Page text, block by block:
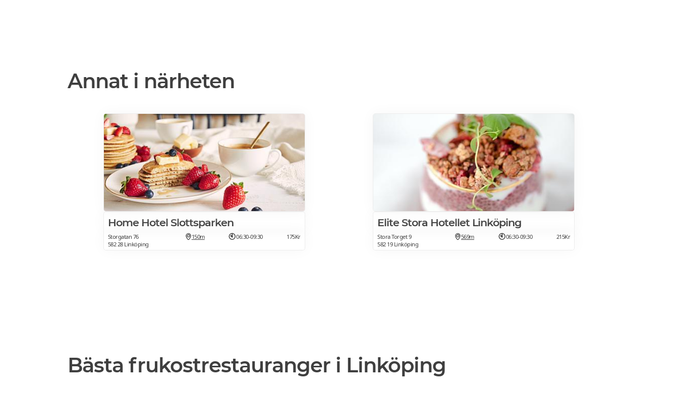
Annat i närheten
Home Hotel Slottsparken
Storgatan 76
582 28 Linköping
150m 06:30-09:30 175Kr
Elite Stora Hotellet Linköping
Stora Torget 9
582 19 Linköping
569m 06:30-09:30 215Kr
Bästa frukostrestauranger i Linköping